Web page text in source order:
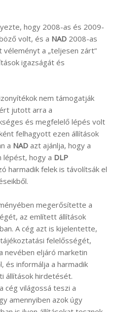
hogy 2008-as és 2009-
volt, és a NAD 2008-as
a „teljesen zárt”
igazságát és
nem támogatják
jutott arra a
és megfelelő lépés volt
felhagyott ezen állítások
a NAD azt ajánlja, hogy a
lépést, hogy a DLP
harmadik felek is távolítsák el
megerősítette a
az említett állítások
A cég azt is kijelentette,
felelősségét,
nevében eljáró marketin
és informálja a harmadik
állítások hirdetését.
cég világossá teszi a
amennyiben azok úgy